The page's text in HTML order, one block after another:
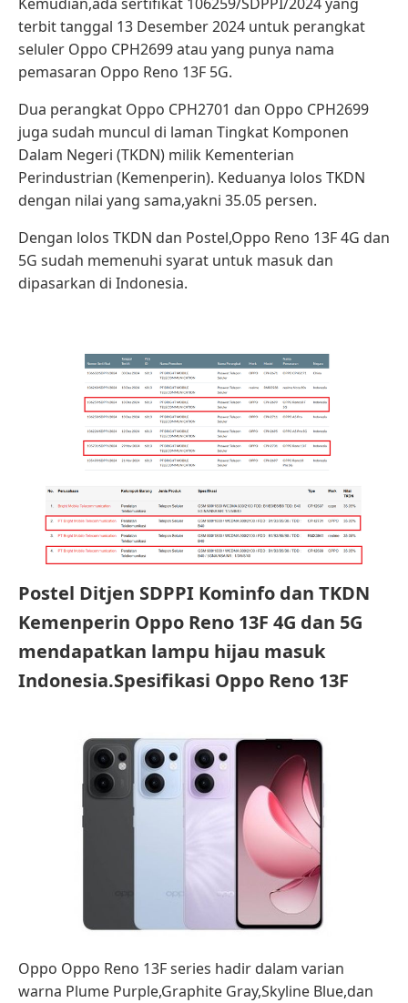
terbit tanggal 13 Desember 2024 untuk perangkat
seluler Oppo CPH2699 atau yang punya nama
pemasaran Oppo Reno 13F 5G.
Dua perangkat Oppo CPH2701 dan Oppo CPH2699
juga sudah muncul di laman Tingkat Komponen
Dalam Negeri (TKDN) milik Kementerian
Perindustrian (Kemenperin). Keduanya lolos TKDN
dengan nilai yang sama,yakni 35.05 persen.
Dengan lolos TKDN dan Postel,Oppo Reno 13F 4G dan
5G sudah memenuhi syarat untuk masuk dan
dipasarkan di Indonesia.
Postel Ditjen SDPPI Kominfo dan TKDN
Kemenperin Oppo Reno 13F 4G dan 5G
mendapatkan lampu hijau masuk
Indonesia.Spesifikasi Oppo Reno 13F
Oppo Oppo Reno 13F series hadir dalam varian
warna Plume Purple,Graphite Gray,Skyline Blue,dan